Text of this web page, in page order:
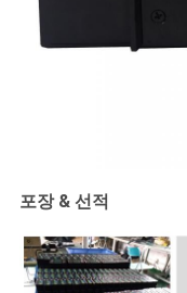
포장 & 선적